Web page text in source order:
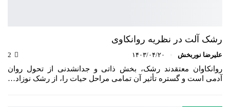
رشک آلت در نظریه روانکاوی
علیرضا نوربخش ۱۴۰۳/۰۴/۲۰
روانکاوان معتقدند رشک، بخش ذاتی و جدانشدنی از تحول روان
آدمی است و گستره تأثیر آن تمامی مراحل حیات را، از رشک نوزاد…